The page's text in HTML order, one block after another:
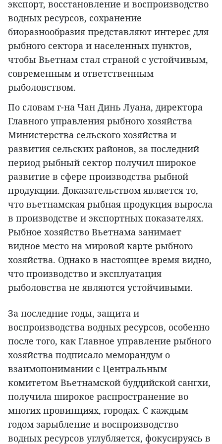
экспорт, восстановление и воспроизводство
водных ресурсов, сохранение
биоразнообразия представляют интерес для
рыбного сектора и населенных пунктов,
чтобы Вьетнам стал страной с устойчивым,
современным и ответственным
рыболовством.
По словам г-на Чан Динь Луана, директора
Главного управления рыбного хозяйства
Министерства сельского хозяйства и
развития сельских районов, за последний
период рыбный сектор получил широкое
развитие в сфере производства рыбной
продукции. Доказательством является то,
что вьетнамская рыбная продукция выросла
в производстве и экспортных показателях.
Рыбное хозяйство Вьетнама занимает
видное место на мировой карте рыбного
хозяйства. Однако в настоящее время видно,
что производство и эксплуатация
рыболовства не являются устойчивыми.
За последние годы, защита и
воспроизводства водных ресурсов, особенно
после того, как Главное управление рыбного
хозяйства подписало меморандум о
взаимопонимании с Центральным
комитетом Вьетнамской буддийской сангхи,
получила широкое распространение во
многих провинциях, городах. С каждым
годом зарыбление и воспроизводство
водных ресурсов углубляется, фокусируясь в